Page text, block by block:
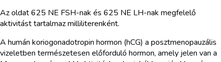
Az oldat 625 NE FSH-nak és 625 NE LH-nak megfelelő
aktivitást tartalmaz milliliterenként.
A humán koriogonadotropin hormon (hCG) a posztmenopauzális
vizeletben természetesen előforduló hormon, amely jelen van a